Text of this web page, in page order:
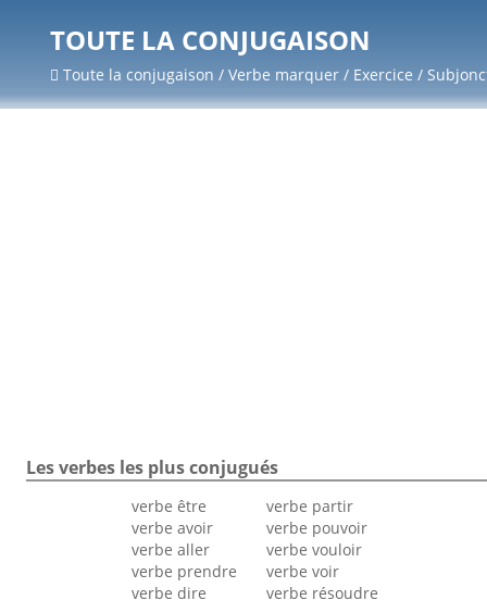
TOUTE LA CONJUGAISON
Toute la conjugaison / Verbe marquer / Exercice /
Les verbes les plus conjugués
verbe être
verbe avoir
verbe aller
verbe prendre
verbe dire
verbe partir
verbe pouvoir
verbe vouloir
verbe voir
verbe résoudre